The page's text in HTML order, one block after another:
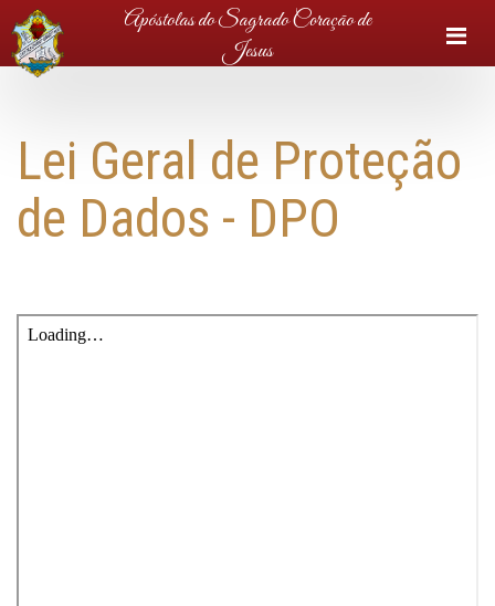
Apóstolas do Sagrado Coração de
Jesus
Lei Geral de Proteção
de Dados - DPO